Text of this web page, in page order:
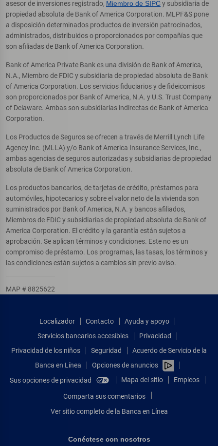
asesor de inversiones registrado, Miembro de SIPCy subsidiaria de
propiedad absoluta de Bank of America Corporation. MLPF&S pone
a disposición determinados productos de inversión patrocinados,
administrados, distribuidos o proporcionados por compañías que
son afiliadas de Bank of America Corporation.
Bank of America Private Bank es una división de Bank of America,
N.A., Miembro de FDIC y subsidiaria de propiedad absoluta de Bank
of America Corporation. Los servicios fiduciarios y de fideicomisos
son proporcionados por Bank of America, N.A. y U.S. Trust Company
of Delaware. Ambas son subsidiarias indirectas de Bank of America
Corporation.
Los Productos de Seguros se ofrecen a través de Merrill Lynch Life
Agency Inc. (MLLA) y/o Bank of America Insurance Services, Inc.,
ambas agencias de seguros autorizadas y subsidiarias de propiedad
absoluta de Bank of America Corporation.
Los productos bancarios, de tarjetas de crédito, préstamos para
automóviles, hipotecarios y sobre el valor neto de la vivienda son
suministrados por Bank of America, N.A. y bancos afiliados,
Miembros de FDIC y subsidiarias de propiedad absoluta de Bank of
America Corporation. El crédito y la garantía están sujetos a
aprobación. Se aplican términos y condiciones. Este no es un
compromiso de préstamo. Los programas, las tasas, los términos y
las condiciones están sujetos a cambios sin previo aviso.
MAP # 8825622
Localizador Contacto
Ayuda y apoyo
Servicios bancarios accesibles
Privacidad
Privacidad de los niños
Seguridad
Acuerdo de Servicio de la
Banca en Línea
Opciones de anuncios
Sus opciones de privacidad
Mapa del sitio Empleos
Comparta sus comentarios
Ver sitio completo de la Banca en Línea
Conéctese con nosotros